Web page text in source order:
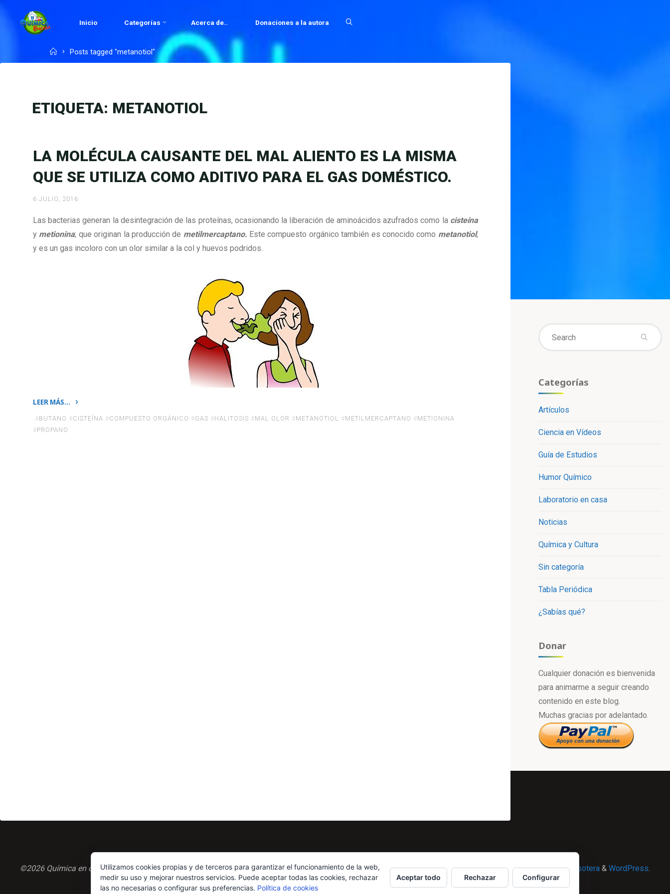
CASA.COM
Inicio Categorías Acerca de.. Donaciones a la autora
HomePosts tagged "metanotiol"
ETIQUETA: METANOTIOL
LA MOLÉCULA CAUSANTE DEL MAL ALIENTO ES LA MISMA
QUE SE UTILIZA COMO ADITIVO PARA EL GAS DOMÉSTICO.
6 JULIO, 2016
Las bacterias generan la desintegración de las proteínas, ocasionando la liberación de aminoácidos azufrados como la cisteína
ymetionina; que originan la producción de metilmercaptano. Este compuesto orgánico también es conocido como metanotiol,
y es un gas incoloro con un olor similar a la col y huevos podridos.
LEER MÁS…
«La
molécula
#BUTANO #CISTEÍNA #COMPUESTO ORGÁNICO #GAS #HALITOSIS #MAL OLOR #METANOTIOL #METILMERCAPTANO #METIONINA
#PROPANO
Categorías
Artículos
Ciencia en Vídeos
Guía de Estudios
Humor Químico
Laboratorio en casa
Noticias
Química y Cultura
Sin categoría
Tabla Periódica
¿Sabías qué?
Donar
Cualquier donación es bienvenida
para animarme a seguir creando
contenido en este blog.
Muchas gracias por adelantado.
Powered by Esotera & WordPress.
©2026 Química en casa.comUtilizamos cookies propias y de terceros para garantizar el funcionamiento de la web,
medir su uso y mejorar nuestros servicios. Puede aceptar todas las cookies, rechazar
las no necesarias o configurar sus preferencias. Política de cookies
Aceptar todo Rechazar Configurar